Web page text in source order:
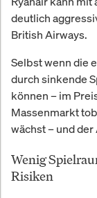
deutlich
British Airways.
Selbst wenn die
durch sinkende
können – im
Massenmarkt
wächst – und
Wenig
Risiken